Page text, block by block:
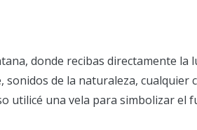
donde recibas directamente la
de la naturaleza, cualquier
utilicé una vela para simbolizar